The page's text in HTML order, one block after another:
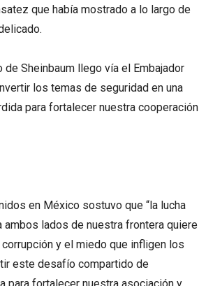
que había mostrado a lo largo de
Sheinbaum llego vía el Embajador
los temas de seguridad en una
para fortalecer nuestra cooperación
en México sostuvo que “la lucha
lados de nuestra frontera quiere
y el miedo que infligen los
este desafío compartido de